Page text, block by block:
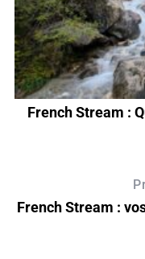
French Stream :
French Stream :